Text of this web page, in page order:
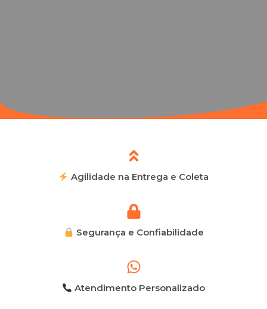
Agilidade na Entrega e Coleta
Segurança e Confiabilidade
Atendimento Personalizado